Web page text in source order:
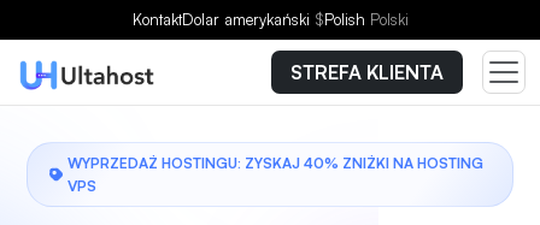
KontaktDolar amerykański $Polish Polski
STREFA KLIENTA
WYPRZEDAŻ HOSTINGU: ZYSKAJ 40% ZNIŻKI NA HOSTING
VPS